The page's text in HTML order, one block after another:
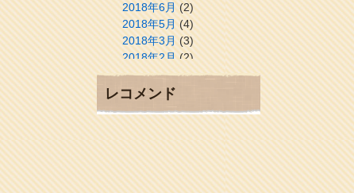
2018年6月(2)
2018年5月(4)
2018年3月(3)
2018年2月(2)
2018年1月(2)
2017年12月
2017年10月(1)
2017年9月(4)
2017年8月(3)
2017年7月(1)
レコメンド